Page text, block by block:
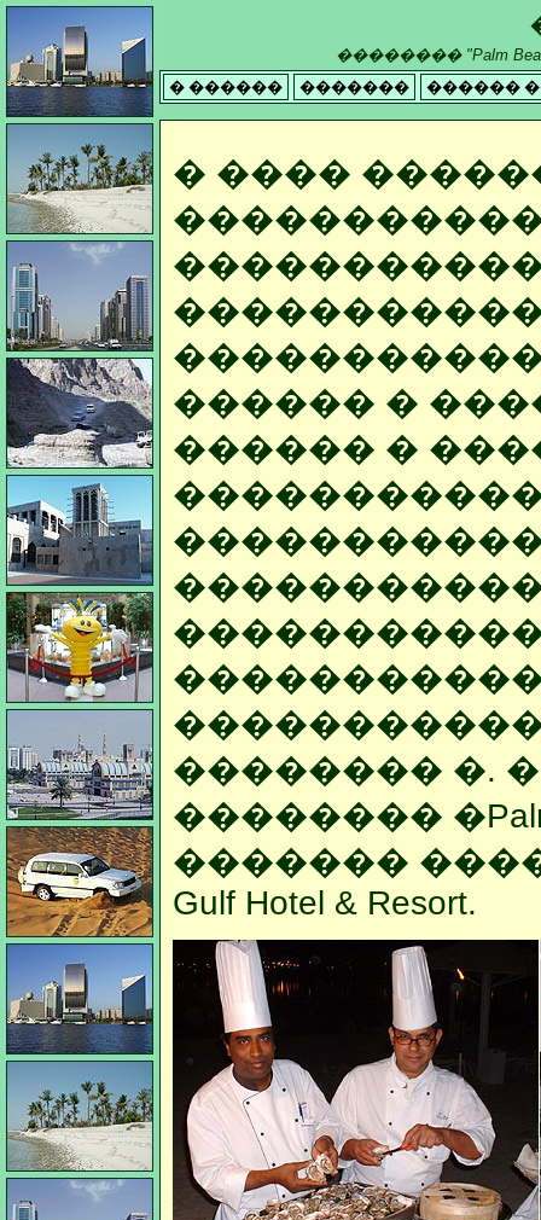
�������� "Palm Beach
� ������
������� ������
� ����
������ �
������ �
�������� �.
�������� �Palm
�������
Gulf Hotel & Resort.